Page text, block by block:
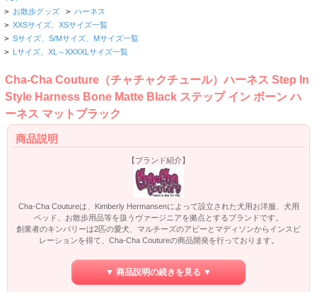
> お散歩グッズ > ハーネス
> XXSサイズ、XSサイズ一覧
> Sサイズ、S/Mサイズ、Mサイズ一覧
> Lサイズ、XL～XXXXLサイズ一覧
Cha-Cha Couture（チャチャクチュール）ハーネス Step In
Style Harness Bone Matte Black ステップ イン ボーン ハ
ーネス マットブラック
商品説明
【ブランド紹介】
Cha-Cha Coutureは、Kimberly Hermansenによって設立された犬用お洋服、犬用
ベッド、お散歩用品等を扱うヴァージニアを拠点とするブランドです。
創業者のキンバリーは2匹の愛犬、マルチーズのアビーとマディソンからインスピ
レーションを得て、Cha-Cha Coutureの商品開発を行っております。
あふれる鮮やかな仕上がりで、独自の魅力を持っております。
▼ 商品説明の続きを見る ▼